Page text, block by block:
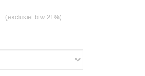
(exclusief btw 21%)